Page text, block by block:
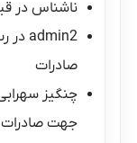
ناشناس در
admin2 در
صادرات
چنگیز
جهت صادرات